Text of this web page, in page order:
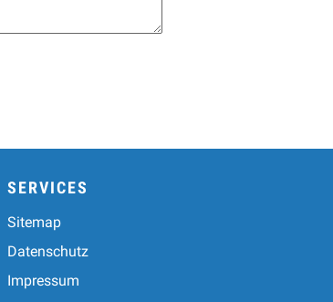
SERVICES
Sitemap
Datenschutz
Impressum